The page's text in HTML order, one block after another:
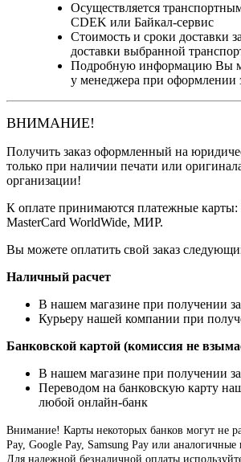
Осуществляется
CDEK или Байкал-сервис
Стоимость и сроки доставки
доставки выбранной
Подробную информацию Вы
у менеджера при оформлении
ВНИМАНИЕ!
Получить заказ оформленный на
только при наличии печати или
организации!
К оплате принимаются платежные
MasterCard WorldWide, МИР.
Вы можете оплатить свой заказ
Наличный расчет
В нашем магазине при получении
Курьеру нашей компании при
Банковской картой (комиссия не
В нашем магазине при получении
Переводом на банковскую карту
любой онлайн-банк
Внимание! Карты некоторых банков могут не
Pay, Google Pay, Samsung Pay или
Для надежной безналичной оплаты